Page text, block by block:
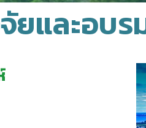
และอบ